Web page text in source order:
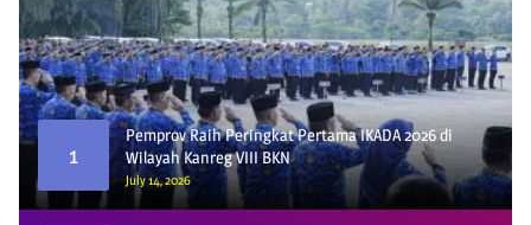
1
Pemprov Raih Peringkat Pertama IKADA 2026 di
Wilayah Kanreg VIII BKN
July 14, 2026